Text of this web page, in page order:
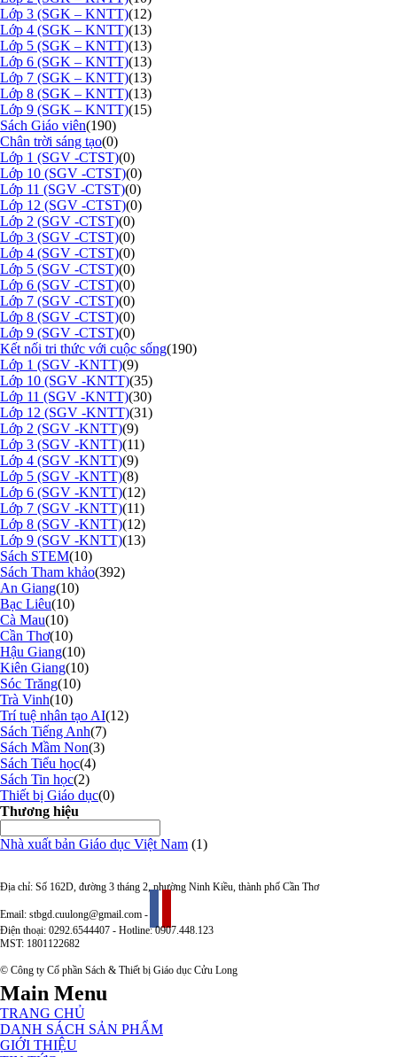
Lớp 3 (SGK – KNTT)(12)
Lớp 4 (SGK – KNTT)(13)
Lớp 5 (SGK – KNTT)(13)
Lớp 6 (SGK – KNTT)(13)
Lớp 7 (SGK – KNTT)(13)
Lớp 8 (SGK – KNTT)(13)
Lớp 9 (SGK – KNTT)(15)
Sách Giáo viên(190)
Chân trời sáng tạo(0)
Lớp 1 (SGV -CTST)(0)
Lớp 10 (SGV -CTST)(0)
Lớp 11 (SGV -CTST)(0)
Lớp 12 (SGV -CTST)(0)
Lớp 2 (SGV -CTST)(0)
Lớp 3 (SGV -CTST)(0)
Lớp 4 (SGV -CTST)(0)
Lớp 5 (SGV -CTST)(0)
Lớp 6 (SGV -CTST)(0)
Lớp 7 (SGV -CTST)(0)
Lớp 8 (SGV -CTST)(0)
Lớp 9 (SGV -CTST)(0)
Kết nối tri thức với cuộc sống(190)
Lớp 1 (SGV -KNTT)(9)
Lớp 10 (SGV -KNTT)(35)
Lớp 11 (SGV -KNTT)(30)
Lớp 12 (SGV -KNTT)(31)
Lớp 2 (SGV -KNTT)(9)
Lớp 3 (SGV -KNTT)(11)
Lớp 4 (SGV -KNTT)(9)
Lớp 5 (SGV -KNTT)(8)
Lớp 6 (SGV -KNTT)(12)
Lớp 7 (SGV -KNTT)(11)
Lớp 8 (SGV -KNTT)(12)
Lớp 9 (SGV -KNTT)(13)
Sách STEM(10)
Sách Tham khảo(392)
An Giang(10)
Bạc Liêu(10)
Cà Mau(10)
Cần Thơ(10)
Hậu Giang(10)
Kiên Giang(10)
Sóc Trăng(10)
Trà Vinh(10)
Trí tuệ nhân tạo AI(12)
Sách Tiếng Anh(7)
Sách Mầm Non(3)
Sách Tiểu học(4)
Sách Tin học(2)
Thiết bị Giáo dục(0)
Thương hiệu
Nhà xuất bản Giáo dục Việt Nam (1)
Địa chỉ: Số 162D, đường 3 tháng 2, phường Ninh Kiều, thành phố Cần Thơ
Email: stbgd.cuulong@gmail.com -
Điện thoại: 0292.6544407 - Hotline: 0907.448.123
MST: 1801122682
© Công ty Cổ phần Sách & Thiết bị Giáo dục Cửu Long
Main Menu
TRANG CHỦ
DANH SÁCH SẢN PHẨM
GIỚI THIỆU